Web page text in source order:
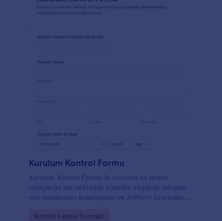
görün ve onlara yalnızca ihtiyaç duydukları izinleri
Kurulum Kontrol Formu
Kurulum Kontrol Formu ile kurulum ve teslim
süreçlerini tek noktadan yönetin, ekiplerin sahadan
veri toplamasını kolaylaştırın ve Jotform üzerinden
Go to Category:
Kontrol Listesi Formları